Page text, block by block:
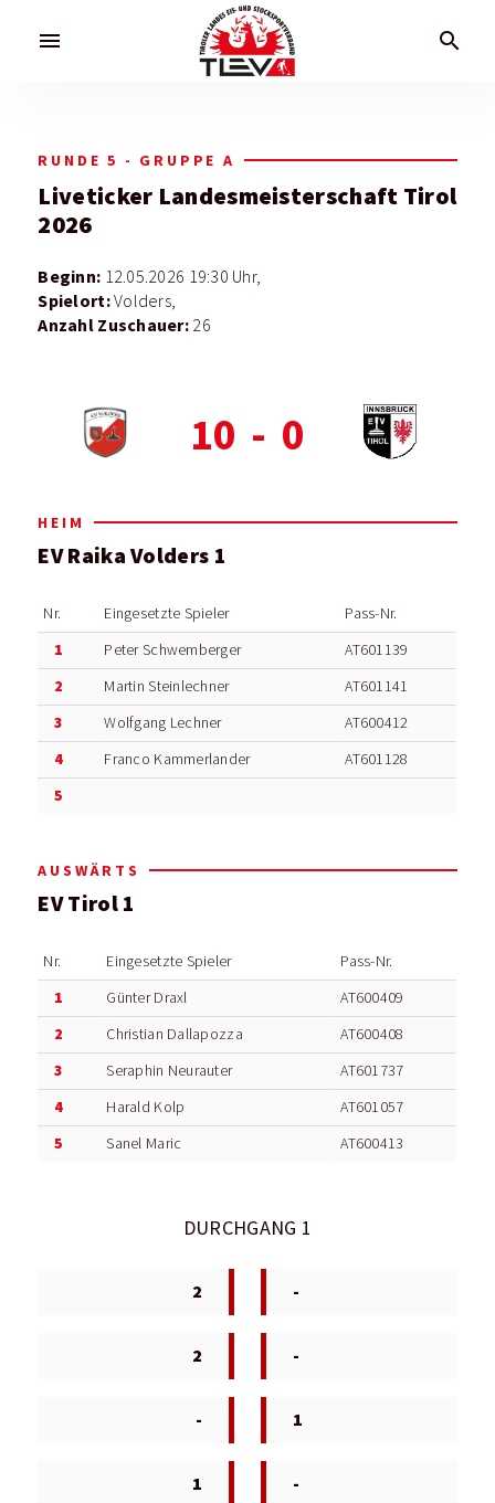
menu search
RUNDE 5 - GRUPPE A
Liveticker Landesmeisterschaft Tirol
2026
Beginn: 12.05.2026 19:30 Uhr,
Spielort:Volders,
Anzahl Zuschauer: 26
10 - 0
HEIM
EV Raika Volders 1
Nr. Eingesetzte Spieler Pass-Nr.
1 Peter Schwemberger AT601139
2 Martin Steinlechner AT601141
3 Wolfgang Lechner AT600412
4 Franco Kammerlander AT601128
5
AUSWÄRTS
EV Tirol 1
Nr. Eingesetzte Spieler Pass-Nr.
1 Günter Draxl AT600409
2 Christian Dallapozza AT600408
3 Seraphin Neurauter AT601737
4 Harald Kolp AT601057
5 Sanel Maric AT600413
DURCHGANG 1
2 -
2 -
- 1
1 -